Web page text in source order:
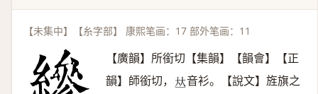
【未集中】【糸字部】 康熙笔画：17 部外笔画：11
【廣韻】所銜切【集韻】【韻會】【正
韻】師銜切， 𠀤音衫。【說文】旌旗之